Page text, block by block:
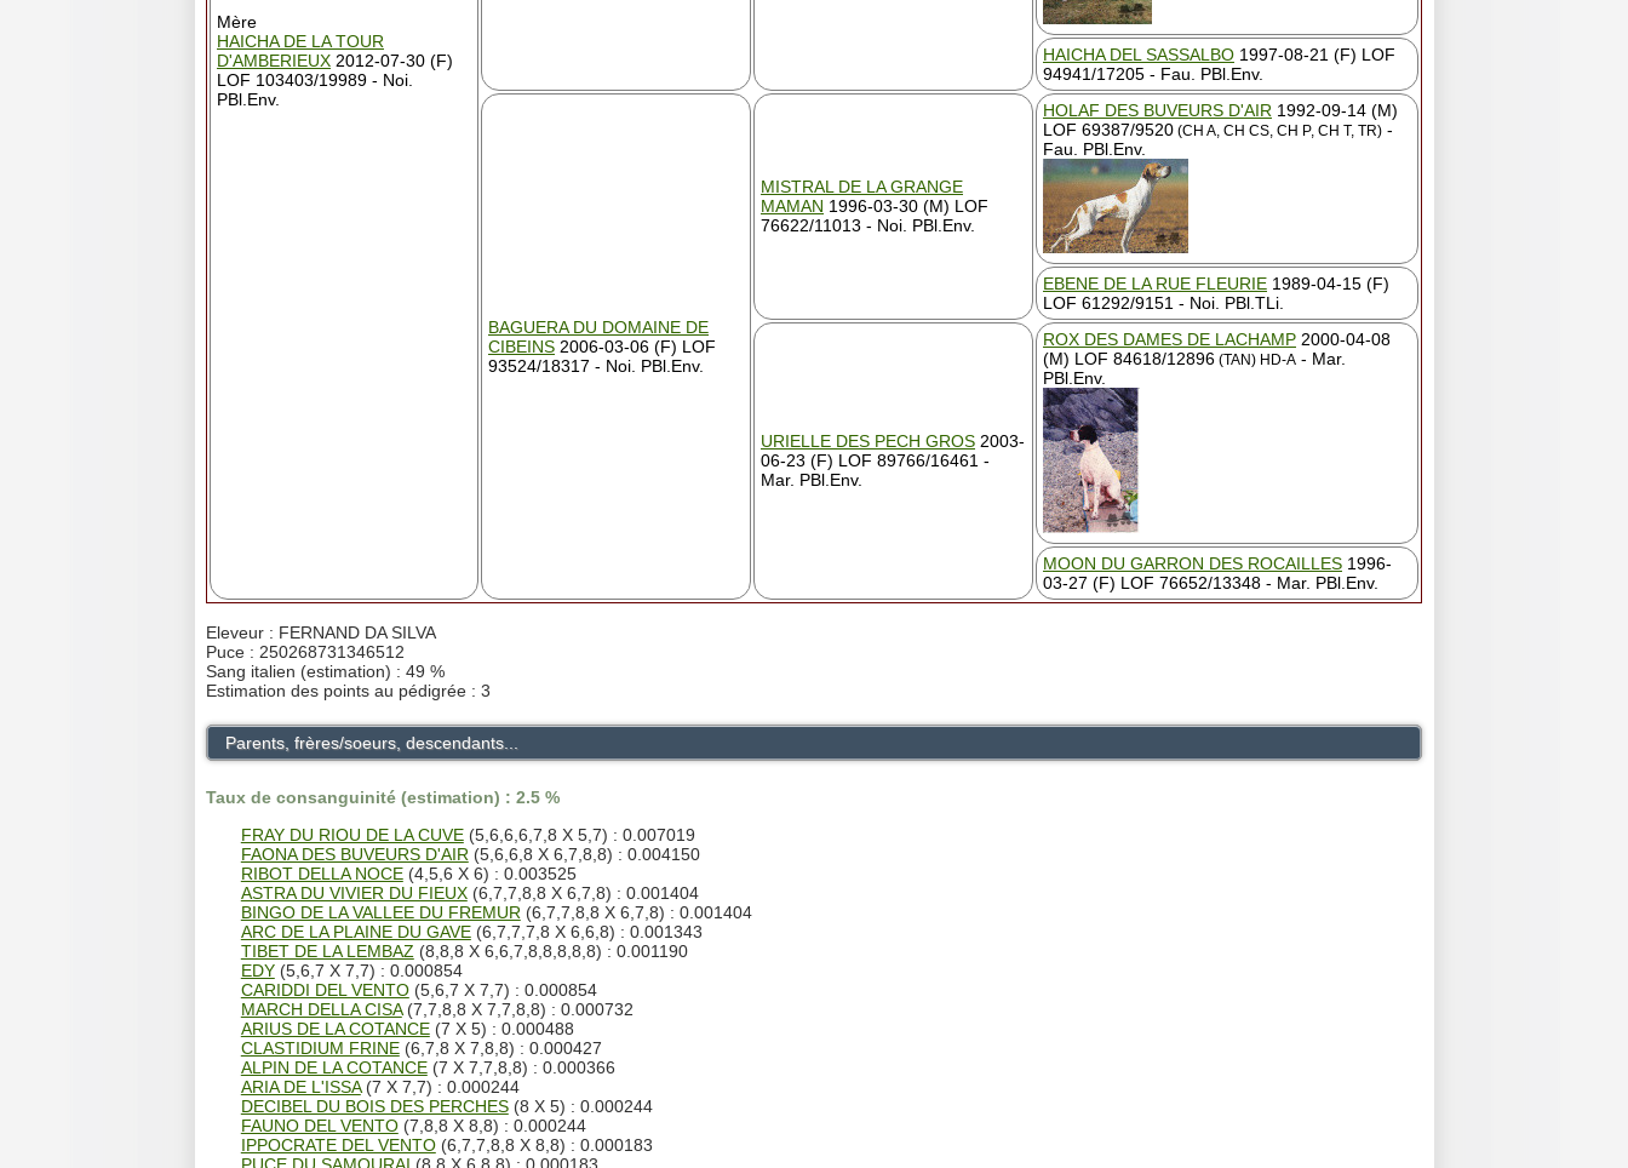
Mère
HAICHA DE LA TOUR
D'AMBERIEUX 2012-07-30 (F)
LOF 103403/19989 - Noi.
PBl.Env.
HAICHA DEL SASSALBO 1997-08-21 (F) LOF
94941/17205 - Fau. PBl.Env.
BAGUERA DU DOMAINE DE
CIBEINS 2006-03-06 (F) LOF
93524/18317 - Noi. PBl.Env.
MISTRAL DE LA GRANGE
MAMAN 1996-03-30 (M) LOF
76622/11013 - Noi. PBl.Env.
HOLAF DES BUVEURS D'AIR 1992-09-14 (M)
LOF 69387/9520 (CH A, CH CS, CH P, CH T, TR) -
Fau. PBl.Env.
EBENE DE LA RUE FLEURIE 1989-04-15 (F)
LOF 61292/9151 - Noi. PBl.TLi.
URIELLE DES PECH GROS 2003-
06-23 (F) LOF 89766/16461 -
Mar. PBl.Env.
ROX DES DAMES DE LACHAMP 2000-04-08
(M) LOF 84618/12896 (TAN) HD-A - Mar.
PBl.Env.
MOON DU GARRON DES ROCAILLES 1996-
03-27 (F) LOF 76652/13348 - Mar. PBl.Env.
Eleveur : FERNAND DA SILVA
Puce : 250268731346512
Sang italien (estimation) : 49 %
Estimation des points au pédigrée : 3
Parents, frères/soeurs, descendants...
Taux de consanguinité (estimation) : 2.5 %
FRAY DU RIOU DE LA CUVE(5,6,6,6,7,8 X 5,7) : 0.007019
FAONA DES BUVEURS D'AIR (5,6,6,8 X 6,7,8,8) : 0.004150
RIBOT DELLA NOCE(4,5,6 X 6) : 0.003525
ASTRA DU VIVIER DU FIEUX(6,7,7,8,8 X 6,7,8) : 0.001404
BINGO DE LA VALLEE DU FREMUR (6,7,7,8,8 X 6,7,8) : 0.001404
ARC DE LA PLAINE DU GAVE(6,7,7,7,8 X 6,6,8) : 0.001343
TIBET DE LA LEMBAZ (8,8,8 X 6,6,7,8,8,8,8,8) : 0.001190
EDY(5,6,7 X 7,7) : 0.000854
CARIDDI DEL VENTO(5,6,7 X 7,7) : 0.000854
MARCH DELLA CISA(7,7,8,8 X 7,7,8,8) : 0.000732
ARIUS DE LA COTANCE(7 X 5) : 0.000488
CLASTIDIUM FRINE(6,7,8 X 7,8,8) : 0.000427
ALPIN DE LA COTANCE(7 X 7,7,8,8) : 0.000366
ARIA DE L'ISSA(7 X 7,7) : 0.000244
DECIBEL DU BOIS DES PERCHES(8 X 5) : 0.000244
FAUNO DEL VENTO(7,8,8 X 8,8) : 0.000244
IPPOCRATE DEL VENTO(6,7,7,8,8 X 8,8) : 0.000183
PUCE DU SAMOURAI (8,8 X 6,8,8) : 0.000183